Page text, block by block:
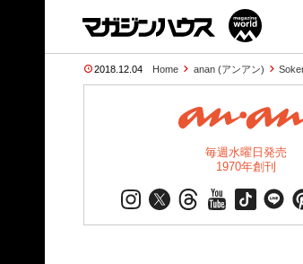
2018.12.04 Home anan (アンアン)
毎週水曜日発売
1970年創刊